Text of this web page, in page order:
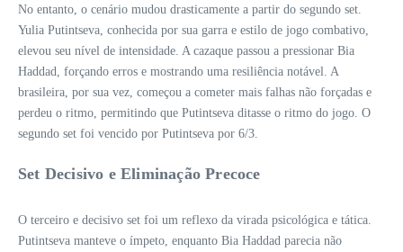
No entanto, o cenário mudou drasticamente a partir do segundo set.
Yulia Putintseva, conhecida por sua garra e estilo de jogo combativo,
elevou seu nível de intensidade. A cazaque passou a pressionar Bia
Haddad, forçando erros e mostrando uma resiliência notável. A
brasileira, por sua vez, começou a cometer mais falhas não forçadas e
perdeu o ritmo, permitindo que Putintseva ditasse o ritmo do jogo. O
segundo set foi vencido por Putintseva por 6/3.
Set Decisivo e Eliminação Precoce
O terceiro e decisivo set foi um reflexo da virada psicológica e tática.
Putintseva manteve o ímpeto, enquanto Bia Haddad parecia não